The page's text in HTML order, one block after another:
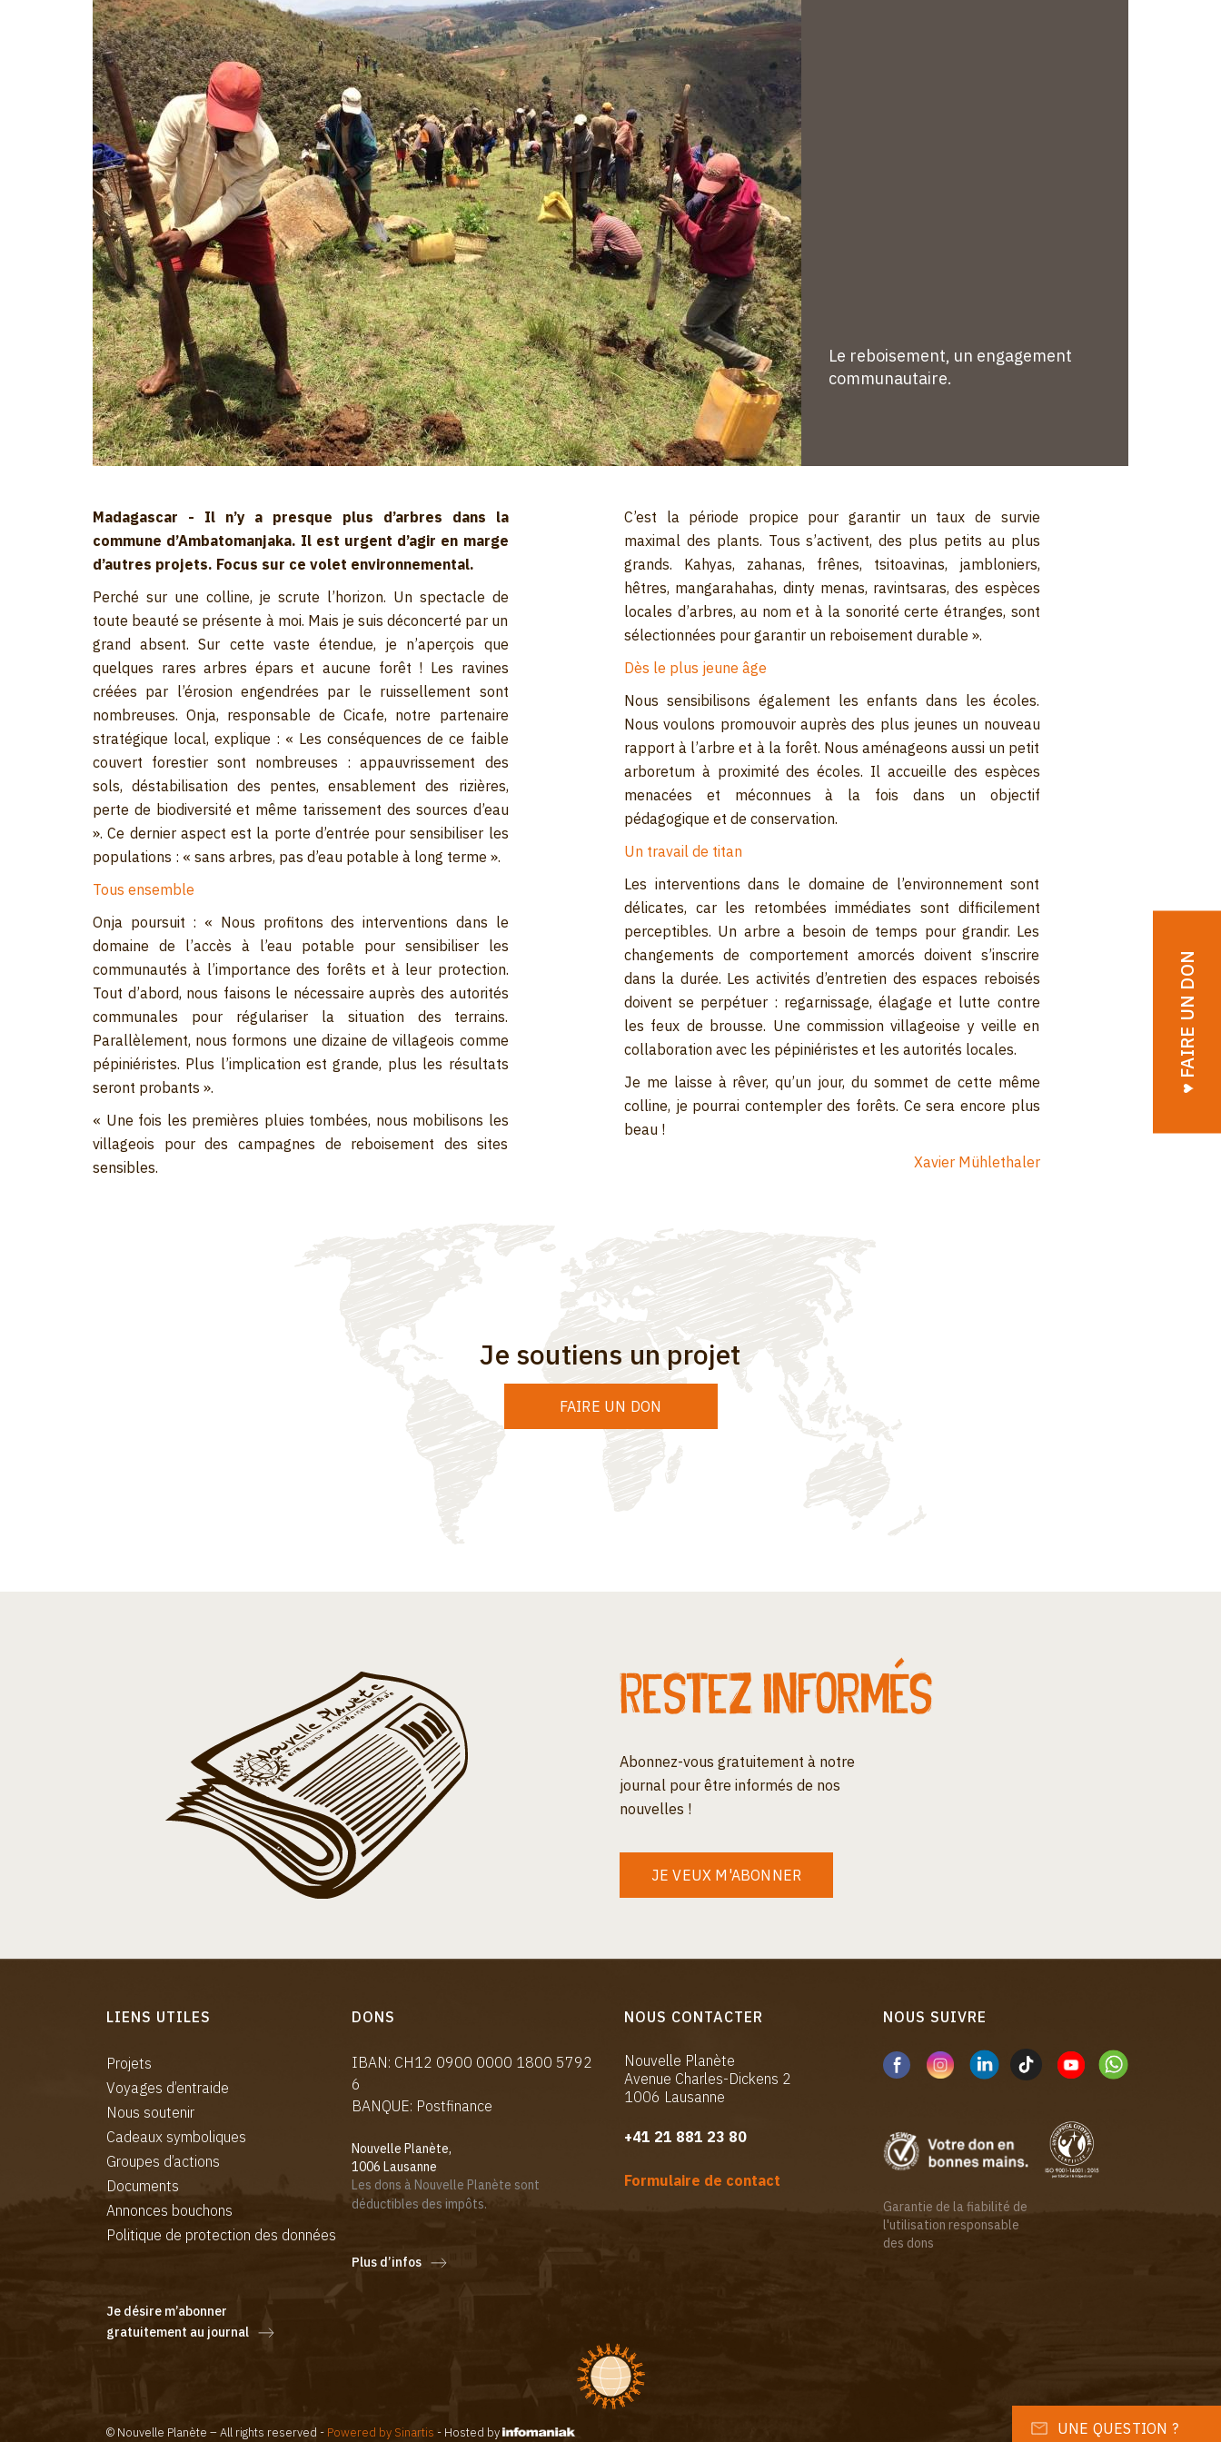
♥︎ FAIRE UN DON
Le reboisement, un engagement
communautaire.
Madagascar - Il n’y a presque plus d’arbres dans la
commune d’Ambatomanjaka. Il est urgent d’agir en marge
d’autres projets. Focus sur ce volet environnemental.
Perché sur une colline, je scrute l’horizon. Un spectacle de
toute beauté se présente à moi. Mais je suis déconcerté par un
grand absent. Sur cette vaste étendue, je n’aperçois que
quelques rares arbres épars et aucune forêt ! Les ravines
créées par l’érosion engendrées par le ruissellement sont
nombreuses. Onja, responsable de Cicafe, notre partenaire
stratégique local, explique : « Les conséquences de ce faible
couvert forestier sont nombreuses : appauvrissement des
sols, déstabilisation des pentes, ensablement des rizières,
perte de biodiversité et même tarissement des sources d’eau
». Ce dernier aspect est la porte d’entrée pour sensibiliser les
populations : « sans arbres, pas d’eau potable à long terme ».
Tous ensemble
Onja poursuit : « Nous profitons des interventions dans le
domaine de l’accès à l’eau potable pour sensibiliser les
communautés à l’importance des forêts et à leur protection.
Tout d’abord, nous faisons le nécessaire auprès des autorités
communales pour régulariser la situation des terrains.
Parallèlement, nous formons une dizaine de villageois comme
pépiniéristes. Plus l’implication est grande, plus les résultats
seront probants ».
« Une fois les premières pluies tombées, nous mobilisons les
villageois pour des campagnes de reboisement des sites
sensibles.
C’est la période propice pour garantir un taux de survie
maximal des plants. Tous s’activent, des plus petits au plus
grands. Kahyas, zahanas, frênes, tsitoavinas, jambloniers,
hêtres, mangarahahas, dinty menas, ravintsaras, des espèces
locales d’arbres, au nom et à la sonorité certe étranges, sont
sélectionnées pour garantir un reboisement durable ».
Dès le plus jeune âge
Nous sensibilisons également les enfants dans les écoles.
Nous voulons promouvoir auprès des plus jeunes un nouveau
rapport à l’arbre et à la forêt. Nous aménageons aussi un petit
arboretum à proximité des écoles. Il accueille des espèces
menacées et méconnues à la fois dans un objectif
pédagogique et de conservation.
Un travail de titan
Les interventions dans le domaine de l’environnement sont
délicates, car les retombées immédiates sont difficilement
perceptibles. Un arbre a besoin de temps pour grandir. Les
changements de comportement amorcés doivent s’inscrire
dans la durée. Les activités d’entretien des espaces reboisés
doivent se perpétuer : regarnissage, élagage et lutte contre
les feux de brousse. Une commission villageoise y veille en
collaboration avec les pépiniéristes et les autorités locales.
Je me laisse à rêver, qu’un jour, du sommet de cette même
colline, je pourrai contempler des forêts. Ce sera encore plus
beau !
Xavier Mühlethaler
Je soutiens un projet
FAIRE UN DON
Restez informés
Abonnez-vous gratuitement à notre
journal pour être informés de nos
nouvelles !
JE VEUX M'ABONNER
UNE QUESTION ?
LIENS UTILES
Projets
Voyages d’entraide
Nous soutenir
Cadeaux symboliques
Groupes d’actions
Documents
Annonces bouchons
Politique de protection des données
Je désire m’abonner
gratuitement au journal
DONS
IBAN: CH12 0900 0000 1800 5792
6
BANQUE: Postfinance
Nouvelle Planète,
1006 Lausanne
Les dons à Nouvelle Planète sont
déductibles des impôts.
Plus d’infos
NOUS CONTACTER
Nouvelle Planète
Avenue Charles-Dickens 2
1006 Lausanne
+41 21 881 23 80
Formulaire de contact
NOUS SUIVRE
Garantie de la fiabilité de
l'utilisation responsable
des dons
© Nouvelle Planète – All rights reserved - Powered by Sinartis - Hosted by